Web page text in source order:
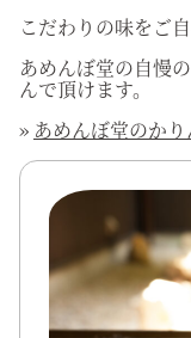
こだわりの味をご
あめんぼ堂の自慢
んで頂けます。
» あめんぼ堂のか